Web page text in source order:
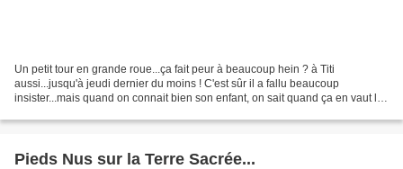
Un petit tour en grande roue...ça fait peur à beaucoup hein ? à Titi
aussi...jusqu'à jeudi dernier du moins ! C'est sûr il a fallu beaucoup
insister...mais quand on connait bien son enfant, on sait quand ça en vaut la
Pieds Nus sur la Terre Sacrée...